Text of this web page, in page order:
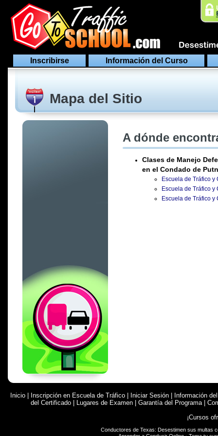
Inscribirse Información del Curso
Mapa del Sitio
A dónde
Clases de Manejo
en el Condado de
Escuela de Tráfico
Escuela de Tráfico
Escuela de Tráfico
Inicio Inscripción en Escuela de Tráfico Iniciar Sesión
Información
del Certificado
Lugares de Examen Garantía del Programa|
¡Cursos
Conductores de Texas: Desestimen sus multas